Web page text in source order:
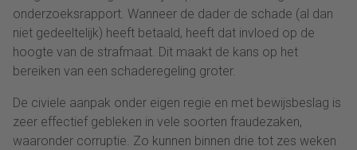
onderzoeksrapport. Wanneer de dader de schade (al dan
niet gedeeltelijk) heeft betaald, heeft dat invloed op de
hoogte van de strafmaat. Dit maakt de kans op het
bereiken van een schaderegeling groter.
De civiele aanpak onder eigen regie en met bewijsbeslag is
zeer effectief gebleken in vele soorten fraudezaken,
waaronder corruptie. Zo kunnen binnen drie tot zes weken